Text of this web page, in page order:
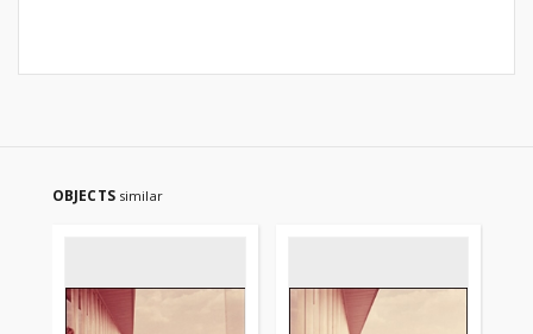
OBJECTS similar